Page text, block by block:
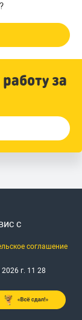
за
с
соглашение
2026 г. 11 28